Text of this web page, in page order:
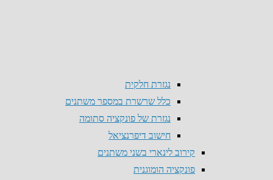
נגזרת חלקית
כלל שרשרת במספר משתנים
נגזרת של פונקציה סתומה
חישוב דיפרנציאל
קירוב לינארי בשני משתנים
פונקציה הומוגנית